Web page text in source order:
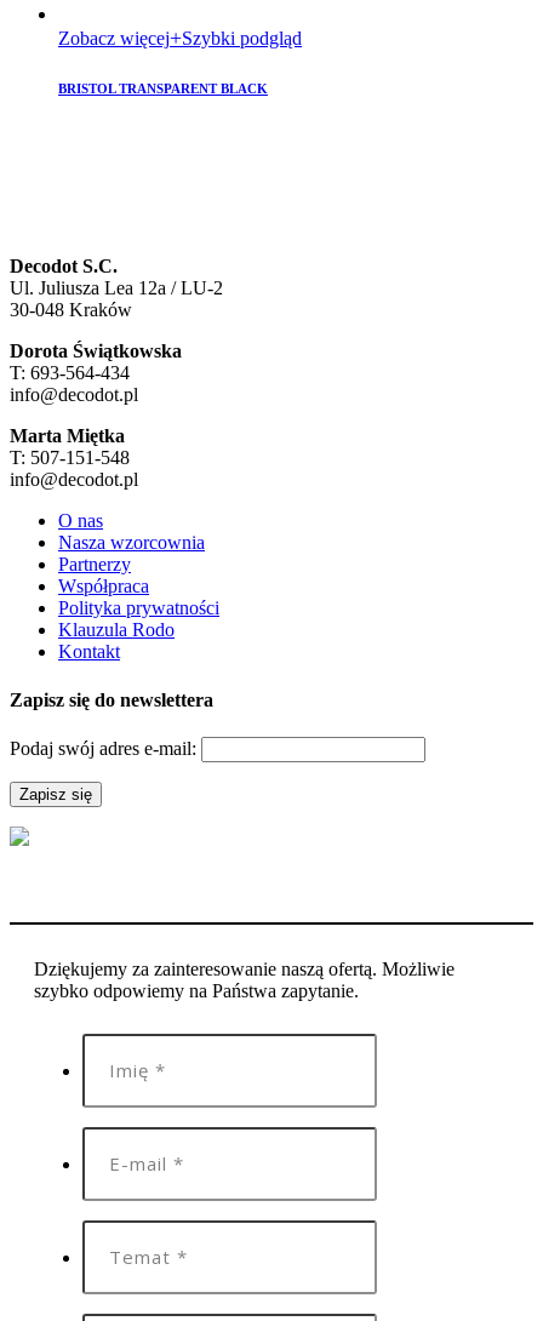
Zobacz więcej Szybki podgląd
BRISTOL TRANSPARENT BLACK
Decodot S.C.
Ul. Juliusza Lea 12a / LU-2
30-048 Kraków
Dorota Świątkowska
T: 693-564-434
info@decodot.pl
Marta Miętka
T: 507-151-548
info@decodot.pl
O nas
Nasza wzorcownia
Partnerzy
Współpraca
Polityka prywatności
Klauzula Rodo
Kontakt
Zapisz się do newslettera
Podaj swój adres e-mail:
Dziękujemy za zainteresowanie naszą ofertą. Możliwie
szybko odpowiemy na Państwa zapytanie.